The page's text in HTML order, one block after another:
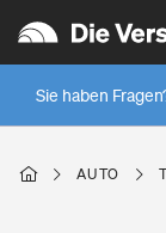
Sie haben
Wer versichert
Wer versichert
AUTO